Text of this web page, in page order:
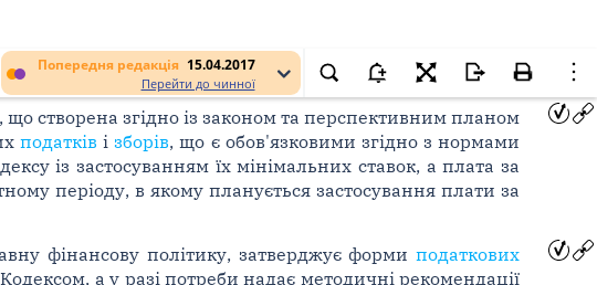
Попередня редакція 15.04.2017
Перейти до чинної